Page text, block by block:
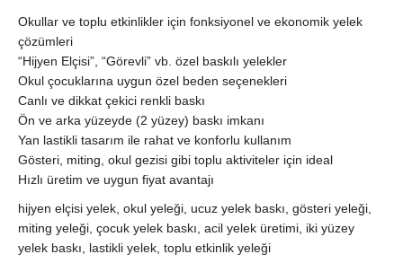
Okullar ve toplu etkinlikler için fonksiyonel ve ekonomik yelek
çözümleri
“Hijyen Elçisi”, “Görevli” vb. özel baskılı yelekler
Okul çocuklarına uygun özel beden seçenekleri
Canlı ve dikkat çekici renkli baskı
Ön ve arka yüzeyde (2 yüzey) baskı imkanı
Yan lastikli tasarım ile rahat ve konforlu kullanım
Gösteri, miting, okul gezisi gibi toplu aktiviteler için ideal
Hızlı üretim ve uygun fiyat avantajı
hijyen elçisi yelek, okul yeleği, ucuz yelek baskı, gösteri yeleği,
miting yeleği, çocuk yelek baskı, acil yelek üretimi, iki yüzey
yelek baskı, lastikli yelek, toplu etkinlik yeleği